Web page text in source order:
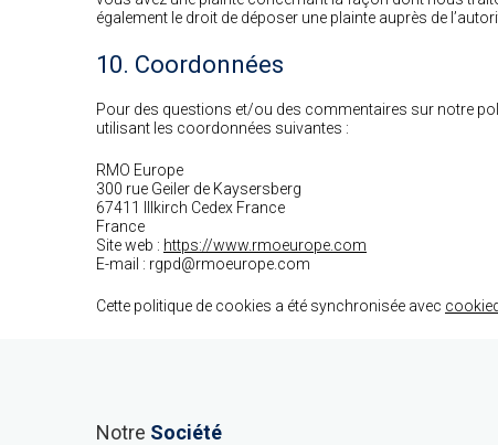
également le droit de déposer une plainte auprès de
10. Coordonnées
Pour des questions et/ou des commentaires sur notre
utilisant les coordonnées suivantes :
RMO Europe
300 rue Geiler de Kaysersberg
67411 Illkirch Cedex France
France
Site web : https://www.rmoeurope.com
E-mail : rgpd@rmoeurope.com
Cette politique de cookies a été synchronisée avec
Notre Société